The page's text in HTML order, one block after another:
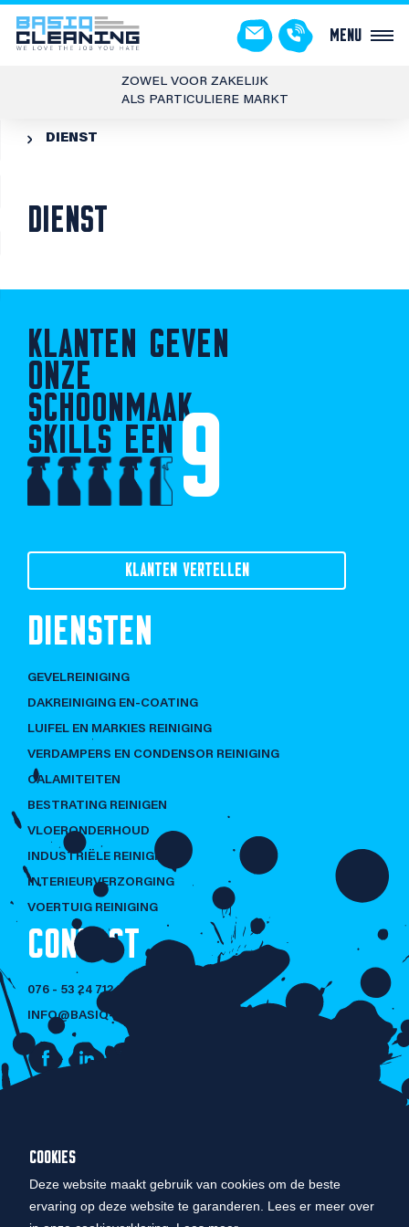
COOKIES
Deze website maakt gebruik van cookies om de beste
ervaring op deze website te garanderen. Lees er meer over
Menu
ZOWEL VOOR ZAKELIJK
ALS PARTICULIERE MARKT
 DIENST
DIENST
KLANTEN GEVEN
ONZE
SCHOONMAAK
SKILLS EEN 9
KLANTEN VERTELLEN
DIENSTEN
GEVELREINIGING
DAKREINIGING EN-COATING
LUIFEL EN MARKIES REINIGING
VERDAMPERS EN CONDENSOR REINIGING
CALAMITEITEN
BESTRATING REINIGEN
VLOERONDERHOUD
INDUSTRIËLE REINIGING
INTERIEURVERZORGING
VOERTUIG REINIGING
CONTACT
076 - 53 24 712
INFO@BASIQ-CLEANING.NL
MAAR POETSEN!